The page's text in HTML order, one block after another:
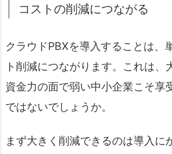
コストの削減につながる
クラウドPBXを導入することは、
ト削減につながります。これは、
資金力の面で弱い中小企業こそ享
ではないでしょうか。
まず大きく削減できるのは導入に